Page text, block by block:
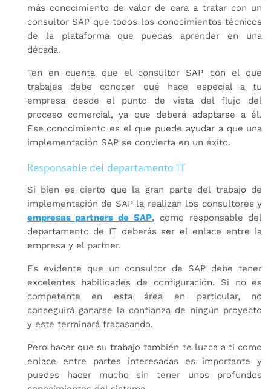
más conocimiento de valor de cara a tratar con un
consultor SAP que todos los conocimientos técnicos
de la plataforma que puedas aprender en una
década.
Ten en cuenta que el consultor SAP con el que
trabajes debe conocer qué hace especial a tu
empresa desde el punto de vista del flujo del
proceso comercial, ya que deberá adaptarse a él.
Ese conocimiento es el que puede ayudar a que una
implementación SAP se convierta en un éxito.
Responsable del departamento IT
Si bien es cierto que la gran parte del trabajo de
implementación de SAP la realizan los consultores y
empresas partners de SAP, como responsable del
departamento de IT deberás ser el enlace entre la
empresa y el partner.
Es evidente que un consultor de SAP debe tener
excelentes habilidades de configuración. Si no es
competente en esta área en particular, no
conseguirá ganarse la confianza de ningún proyecto
y este terminará fracasando.
Pero hacer que su trabajo también te luzca a ti como
enlace entre partes interesadas es importante y
puedes hacer mucho sin tener unos profundos